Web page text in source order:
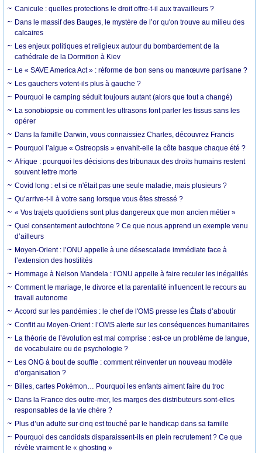
Canicule : quelles protections le droit offre-t-il aux travailleurs ?
Dans le massif des Bauges, le mystère de l’or qu'on trouve au milieu des
calcaires
Les enjeux politiques et religieux autour du bombardement de la
cathédrale de la Dormition à Kiev
Le « SAVE America Act » : réforme de bon sens ou manœuvre partisane ?
Les gauchers votent-ils plus à gauche ?
Pourquoi le camping séduit toujours autant (alors que tout a changé)
La sonobiopsie ou comment les ultrasons font parler les tissus sans les
opérer
Dans la famille Darwin, vous connaissiez Charles, découvrez Francis
Pourquoi l’algue « Ostreopsis » envahit-elle la côte basque chaque été ?
Afrique : pourquoi les décisions des tribunaux des droits humains restent
souvent lettre morte
Covid long : et si ce n'était pas une seule maladie, mais plusieurs ?
Qu’arrive-t-il à votre sang lorsque vous êtes stressé ?
« Vos trajets quotidiens sont plus dangereux que mon ancien métier »
Quel consentement autochtone ? Ce que nous apprend un exemple venu
d’ailleurs
Moyen-Orient : l’ONU appelle à une désescalade immédiate face à
l’extension des hostilités
Hommage à Nelson Mandela : l’ONU appelle à faire reculer les inégalités
Comment le mariage, le divorce et la parentalité influencent le recours au
travail autonome
Accord sur les pandémies : le chef de l'OMS presse les États d’aboutir
Conflit au Moyen-Orient : l’OMS alerte sur les conséquences humanitaires
La théorie de l’évolution est mal comprise : est-ce un problème de langue,
de vocabulaire ou de psychologie ?
Les ONG à bout de souffle : comment réinventer un nouveau modèle
d’organisation ?
Billes, cartes Pokémon… Pourquoi les enfants aiment faire du troc
Dans la France des outre-mer, les marges des distributeurs sont-elles
responsables de la vie chère ?
Plus d’un adulte sur cinq est touché par le handicap dans sa famille
Pourquoi des candidats disparaissent-ils en plein recrutement ? Ce que
révèle vraiment le « ghosting »